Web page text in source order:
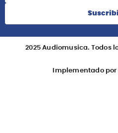
2025 Audiomusica. Todos
Implementado por